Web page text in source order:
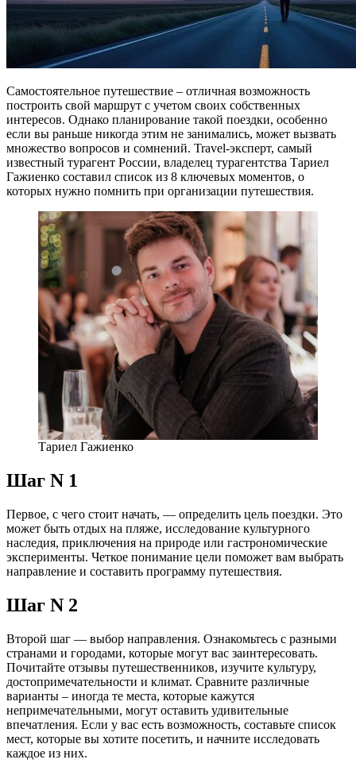
Самостоятельное путешествие – отличная возможность
построить свой маршрут с учетом своих собственных
интересов. Однако планирование такой поездки, особенно
если вы раньше никогда этим не занимались, может вызвать
множество вопросов и сомнений. Travel-эксперт, самый
известный турагент России, владелец турагентства Тариел
Гажиенко составил список из 8 ключевых моментов, о
которых нужно помнить при организации путешествия.
Тариел Гажиенко
Шаг N 1
Первое, с чего стоит начать, — определить цель поездки. Это
может быть отдых на пляже, исследование культурного
наследия, приключения на природе или гастрономические
эксперименты. Четкое понимание цели поможет вам выбрать
направление и составить программу путешествия.
Шаг N 2
Второй шаг — выбор направления. Ознакомьтесь с разными
странами и городами, которые могут вас заинтересовать.
Почитайте отзывы путешественников, изучите культуру,
достопримечательности и климат. Сравните различные
варианты – иногда те места, которые кажутся
непримечательными, могут оставить удивительные
впечатления. Если у вас есть возможность, составьте список
мест, которые вы хотите посетить, и начните исследовать
каждое из них.